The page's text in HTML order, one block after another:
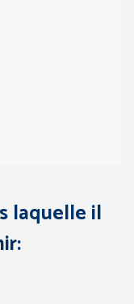
laquelle il